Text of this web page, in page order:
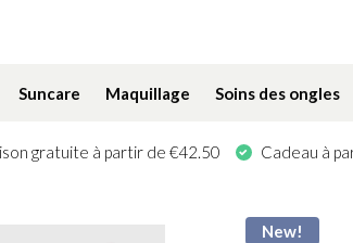
Suncare Maquillage Soins des ongles
gratuite à partir de €42.50 Cadeau à
New!